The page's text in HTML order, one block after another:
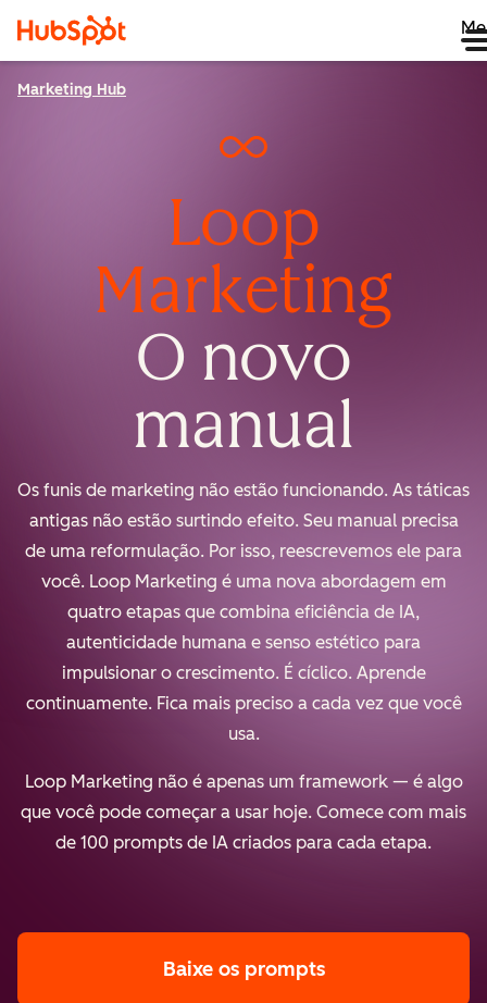
Marketing Hub
Loop
Marketing
O novo
manual
Os funis de marketing não estão funcionando. As táticas
antigas não estão surtindo efeito. Seu manual precisa
de uma reformulação. Por isso, reescrevemos ele para
você. Loop Marketing é uma nova abordagem em
quatro etapas que combina eficiência de IA,
autenticidade humana e senso estético para
impulsionar o crescimento. É cíclico. Aprende
continuamente. Fica mais preciso a cada vez que você
usa.
Loop Marketing não é apenas um framework — é algo
que você pode começar a usar hoje. Comece com mais
de 100 prompts de IA criados para cada etapa.
Baixe os prompts